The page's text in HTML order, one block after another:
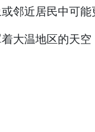
邻近居民中可能
大温地区的天空